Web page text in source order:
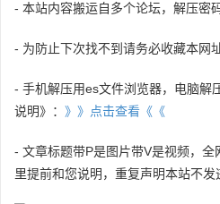
- 本站内容搬运自多个论坛，解压密
- 为防止下次找不到请务必收藏本网址
- 手机解压用es文件浏览器，电脑解
说明》： 》》点击查看《《
- 文章标题带P是图片带V是视频，
里提前和您说明，重复声明本站不发